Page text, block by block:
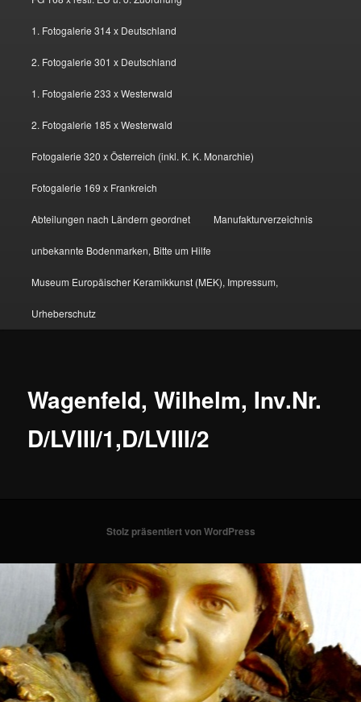
1. Fotogalerie 314 x Deutschland
2. Fotogalerie 301 x Deutschland
1. Fotogalerie 233 x Westerwald
2. Fotogalerie 185 x Westerwald
Fotogalerie 320 x Österreich (inkl. K. K. Monarchie)
Fotogalerie 169 x Frankreich
Abteilungen nach Ländern geordnet Manufakturverzeichnis
unbekannte Bodenmarken, Bitte um Hilfe
Museum Europäischer Keramikkunst (MEK), Impressum,
Urheberschutz
Wagenfeld, Wilhelm, Inv.Nr.
D/LVIII/1,D/LVIII/2
Stolz präsentiert von WordPress